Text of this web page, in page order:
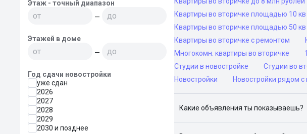
Этаж - точный диапазон
—
Этажей в доме
—
Год сдачи новостройки
уже сдан
2026
2027
2028
2029
2030 и позднее
Квартиры во вторичке площадью 10
Квартиры во вторичке площадью 50
Квартиры во вторичке с ремонтом
Многокомн. квартиры во вторичке
Студии в новостройке
Студии во
Новостройки
Новостройки рядом с
Какие объявления ты показываешь?